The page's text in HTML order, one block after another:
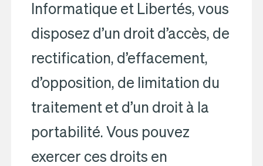
Informatique et Libertés, vous
disposez d’un droit d’accès, de
rectification, d’effacement,
d’opposition, de limitation du
traitement et d’un droit à la
portabilité. Vous pouvez
exercer ces droits en